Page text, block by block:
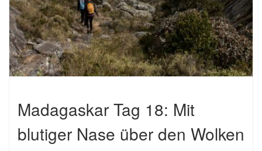
Madagaskar Tag 18: Mit
blutiger Nase über den Wolken